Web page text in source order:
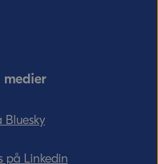
medier
Bluesky
på Linkedin